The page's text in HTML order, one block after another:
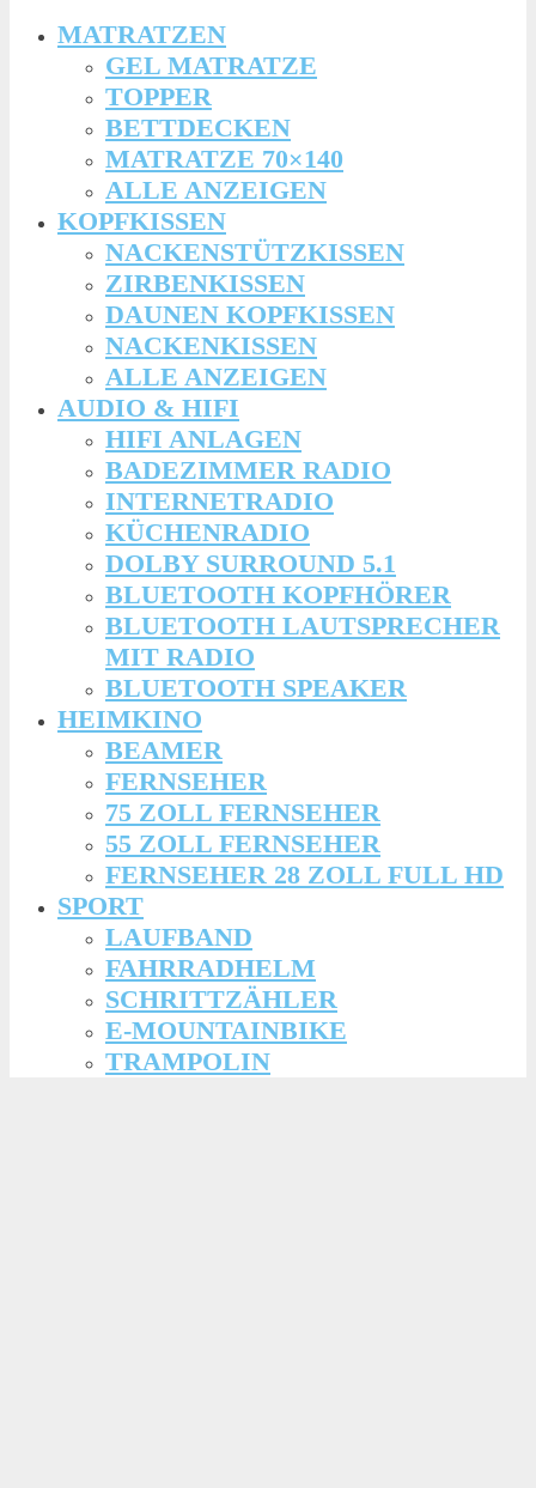
MATRATZEN
GEL MATRATZE
TOPPER
BETTDECKEN
MATRATZE 70×140
ALLE ANZEIGEN
KOPFKISSEN
NACKENSTÜTZKISSEN
ZIRBENKISSEN
DAUNEN KOPFKISSEN
NACKENKISSEN
ALLE ANZEIGEN
AUDIO & HIFI
HIFI ANLAGEN
BADEZIMMER RADIO
INTERNETRADIO
KÜCHENRADIO
DOLBY SURROUND 5.1
BLUETOOTH KOPFHÖRER
BLUETOOTH LAUTSPRECHER
MIT RADIO
BLUETOOTH SPEAKER
HEIMKINO
BEAMER
FERNSEHER
75 ZOLL FERNSEHER
55 ZOLL FERNSEHER
FERNSEHER 28 ZOLL FULL HD
SPORT
LAUFBAND
FAHRRADHELM
SCHRITTZÄHLER
E-MOUNTAINBIKE
TRAMPOLIN